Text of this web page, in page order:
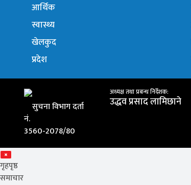
आर्थिक
स्वास्थ्य
खेलकुद
प्रदेश
सुचना विभाग दर्ता
नं.
3560-2078/80
अध्यक्ष तथा प्रबन्ध निर्देशक:
उद्धव प्रसाद लामिछाने
गृहपृष्ठ
समाचार